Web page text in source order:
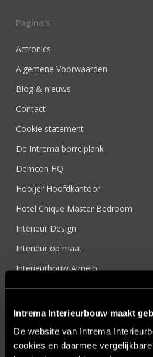
Intrema Interieurbouw maakt
De website van Intrema
cookies en daarmee
Pagina’s
Actronics
Algemene Voorwaarden
Blog & nieuws
Contact
Cookie statement
De Intrema borrelplank
Demcon HQ
Hooijer Hoofdkantoor
Hotel Chique Master Bedroom
Interieur Design
Interieur op maat
Interieurbouw Almelo
Interieurbouw Hengelo
Interieurbouw Twente
Interieurontwerper
Intratuin Almelo